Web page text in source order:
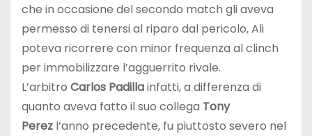
che in occasione del secondo match gli aveva
permesso di tenersi al riparo dal pericolo, Ali
poteva ricorrere con minor frequenza al clinch
per immobilizzare l’agguerrito rivale.
L’arbitro Carlos Padillainfatti, a differenza di
quanto aveva fatto il suo collega Tony
Perez l’anno precedente, fu piuttosto severo nel